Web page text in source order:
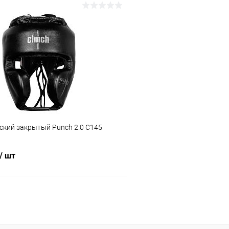
В корзину
Сравнение
Под заказ
закрытый Punch 2.0 С145
/ шт
Сравнение